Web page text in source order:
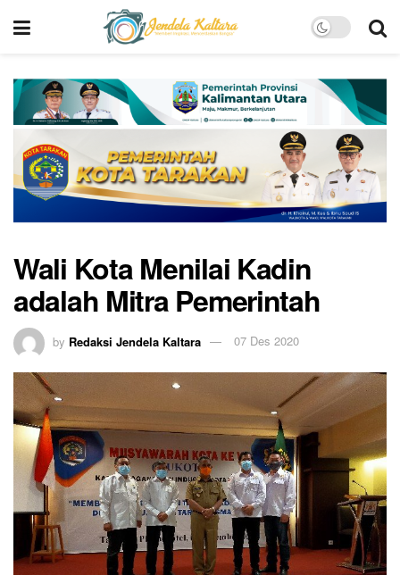
Wali Kota Menilai Kadin
adalah Mitra Pemerintah
by Redaksi Jendela Kaltara 07 Des 2020